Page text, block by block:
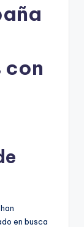
con
en busca